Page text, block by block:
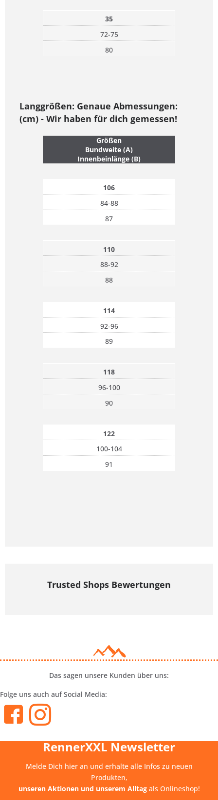
35
72-75
80
Langgrößen: Genaue Abmessungen:
(cm) - Wir haben für dich gemessen!
Größen
Bundweite (A)
Innenbeinlänge (B)
106
84-88
87
110
88-92
88
114
92-96
89
118
96-100
90
122
100-104
91
Trusted Shops Bewertungen
Das sagen unsere Kunden über uns:
Folge uns auch auf Social Media:
RennerXXL Newsletter
Melde Dich hier an und erhalte alle Infos zu neuen
Produkten,
unseren Aktionen und unserem Alltagals Onlineshop!